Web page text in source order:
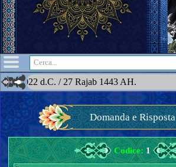
d.C. / 27 Rajab 1443 AH.
Domanda e Risposta
Codice: 1